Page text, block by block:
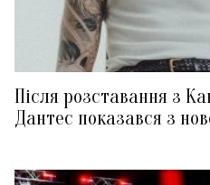
Після розставання з
Дантес показався з